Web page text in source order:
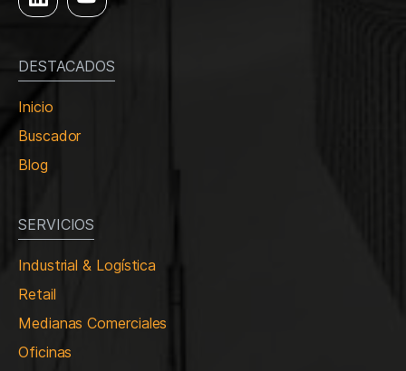
DESTACADOS
Inicio
Buscador
Blog
SERVICIOS
Industrial & Logística
Retail
Medianas Comerciales
Oficinas